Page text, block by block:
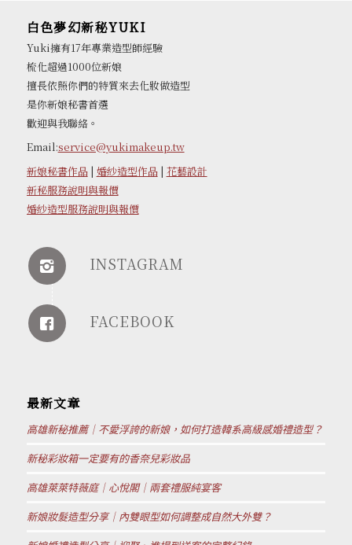
白色夢幻新秘YUKI
Yuki擁有17年專業造型師經驗
梳化超過1000位新娘
擅長依照你們的特質來去化妝做造型
是你新娘秘書首選
歡迎與我聯絡。
Email:service@yukimakeup.tw
新娘秘書作品| 婚紗造型作品| 花藝設計
新秘服務說明與報價
婚紗造型服務說明與報價
INSTAGRAM
FACEBOOK
最新文章
高雄新秘推薦｜不愛浮誇的新娘，如何打造韓系高級感婚禮造型？
新秘彩妝箱一定要有的香奈兒彩妝品
高雄萊萊特薇庭｜心悅閣｜兩套禮服純宴客
新娘妝髮造型分享｜內雙眼型如何調整成自然大外雙？